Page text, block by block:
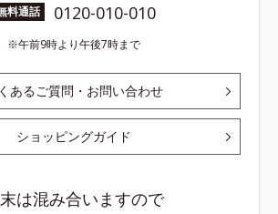
料通話 0120-010-010
午前9時より午後7時まで
あるご質問・お問い合わせ
ショッピングガイド
は混み合いますので